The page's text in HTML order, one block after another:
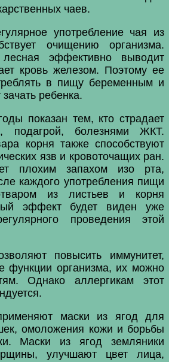
чаев.
употребление чая из
очищению организма.
эффективно выводит
кровь железом. Поэтому ее
в пищу беременным и
ребенка.
показан тем, кто страдает
подагрой, болезнями ЖКТ.
корня также способствуют
язв и кровоточащих ран.
плохим запахом изо рта,
каждого употребления пищи
из листьев и корня
эффект будет виден уже
проведения этой
повысить иммунитет,
функции организма, их можно
Однако аллергикам этот
маски из ягод для
омоложения кожи и борьбы
Маски из ягод земляники
улучшают цвет лица,